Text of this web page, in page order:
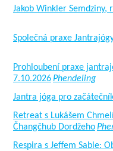
Jakob Winkler Semdziny,
Společná praxe
Prohloubení praxe
7.10.2026Phendeling
Jantra jóga pro
Retreat s Lukášem
Čhangčhub Dordžeho
Respira s Jeffem Sable: